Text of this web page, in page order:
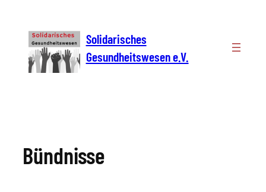
springen
Solidarisches
Gesundheitswesen e.V.
Bündnisse